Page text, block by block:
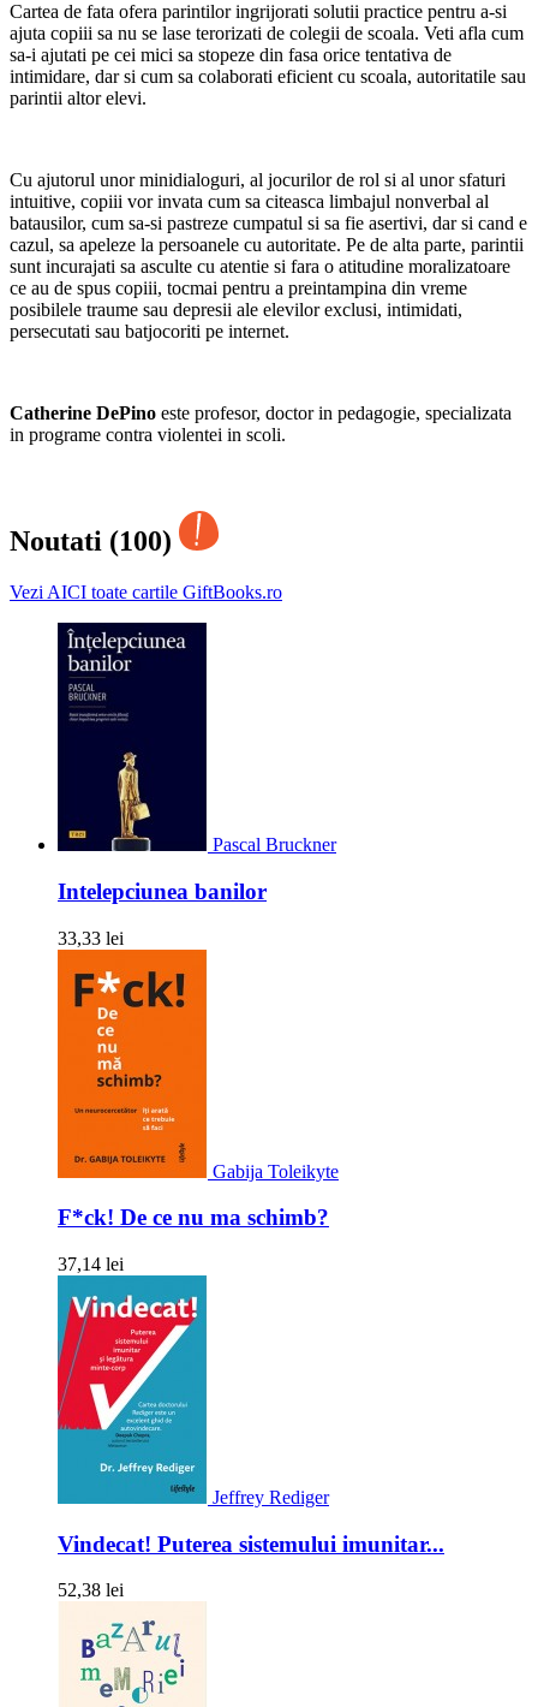
Cartea de fata ofera parintilor ingrijorati solutii practice pentru a-si
ajuta copiii sa nu se lase terorizati de colegii de scoala. Veti afla cum
sa-i ajutati pe cei mici sa stopeze din fasa orice tentativa de
intimidare, dar si cum sa colaborati eficient cu scoala, autoritatile sau
parintii altor elevi.
Cu ajutorul unor minidialoguri, al jocurilor de rol si al unor sfaturi
intuitive, copiii vor invata cum sa citeasca limbajul nonverbal al
batausilor, cum sa-si pastreze cumpatul si sa fie asertivi, dar si cand e
cazul, sa apeleze la persoanele cu autoritate. Pe de alta parte, parintii
sunt incurajati sa asculte cu atentie si fara o atitudine moralizatoare
ce au de spus copiii, tocmai pentru a preintampina din vreme
posibilele traume sau depresii ale elevilor exclusi, intimidati,
persecutati sau batjocoriti pe internet.
Catherine DePino este profesor, doctor in pedagogie, specializata
in programe contra violentei in scoli.
Noutati (100)
Vezi AICI toate cartile GiftBooks.ro
Pascal Bruckner
Intelepciunea banilor
33,33 lei
Gabija Toleikyte
F*ck! De ce nu ma schimb?
37,14 lei
Jeffrey Rediger
Vindecat! Puterea sistemului imunitar...
52,38 lei